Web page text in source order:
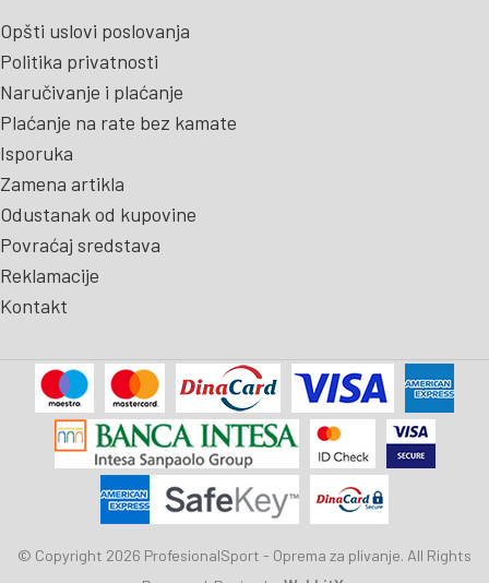
Opšti uslovi poslovanja
Politika privatnosti
Naručivanje i plaćanje
Plaćanje na rate bez kamate
Isporuka
Zamena artikla
Odustanak od kupovine
Povraćaj sredstava
Reklamacije
Kontakt
© Copyright 2026 ProfesionalSport - Oprema za plivanje. All Rights